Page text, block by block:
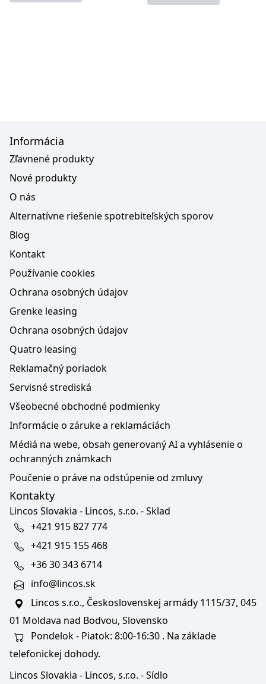
Informácia
Zľavnené produkty
Nové produkty
O nás
Alternatívne riešenie spotrebiteľských sporov
Blog
Kontakt
Používanie cookies
Ochrana osobných údajov
Grenke leasing
Ochrana osobných údajov
Quatro leasing
Reklamačný poriadok
Servisné strediská
Všeobecné obchodné podmienky
Informácie o záruke a reklamáciách
Médiá na webe, obsah generovaný AI a vyhlásenie o
ochranných známkach
Poučenie o práve na odstúpenie od zmluvy
Kontakty
Lincos Slovakia - Lincos, s.r.o. - Sklad
+421 915 827 774
+421 915 155 468
+36 30 343 6714
info@lincos.sk
Lincos s.r.o., Československej armády 1115/37, 045
01 Moldava nad Bodvou, Slovensko
Pondelok - Piatok: 8:00-16:30 . Na základe
telefonickej dohody.
Lincos Slovakia - Lincos, s.r.o. - Sídlo